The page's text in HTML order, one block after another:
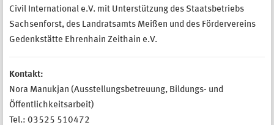
Civil International e.V. mit Unterstützung des Staatsbetriebs
Sachsenforst, des Landratsamts Meißen und des Fördervereins
Gedenkstätte Ehrenhain Zeithain e.V.
Kontakt:
Nora Manukjan (Ausstellungsbetreuung, Bildungs- und
Öffentlichkeitsarbeit)
Tel.: 03525 510472